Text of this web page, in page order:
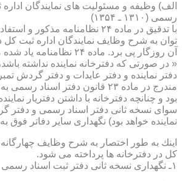
الف) وظیفه و مسئولیت های نمایندگان اداره
رسمی (۱۳۱۰ ـ ۱۳۵۴)
با تدقیق در ماده ۲۴ نظامنامه
توان به شرح وظایف نمایندگان اداره ثبت كل
آن روزگار پی برد. ماده ۲۴ نظامنامه یاد شده مقرر می دارد:
« در صورتی كه دفترخانه نماینده نداشته
دفتر نماینده و دفتر عایدات و دفتر گردش
مندرج در ماده ۲۳ قانون دفتر اسناد
بود و چنانچه دفترخانه با داشتن دفتریار
سوای نسخه ثانی دفتر اسناد رسمی و دفتر
نماینده خواهد بود) نگهداری سایر دفاتر فوق
اینك به طور اختصار به شرح وظایف چهارگانه
كل در دفترخانه ها پرداخته می شود.
۱ـ نگهداری نسخه ثانی دفتر ثبت اسناد رسمی